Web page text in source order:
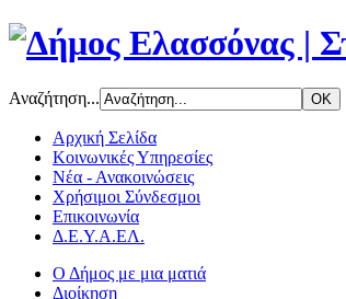
Αναζήτηση...
Αρχική Σελίδα
Κοινωνικές Υπηρεσίες
Νέα - Ανακοινώσεις
Χρήσιμοι Σύνδεσμοι
Επικοινωνία
Δ.Ε.Υ.Α.ΕΛ.
Ο Δήμος με μια ματιά
Διοίκηση